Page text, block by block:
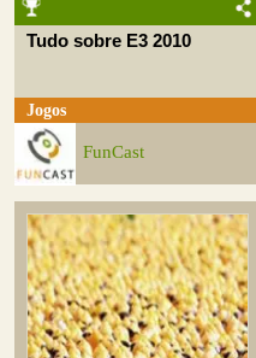
Tudo sobre E3 2010
Jogos
FunCast